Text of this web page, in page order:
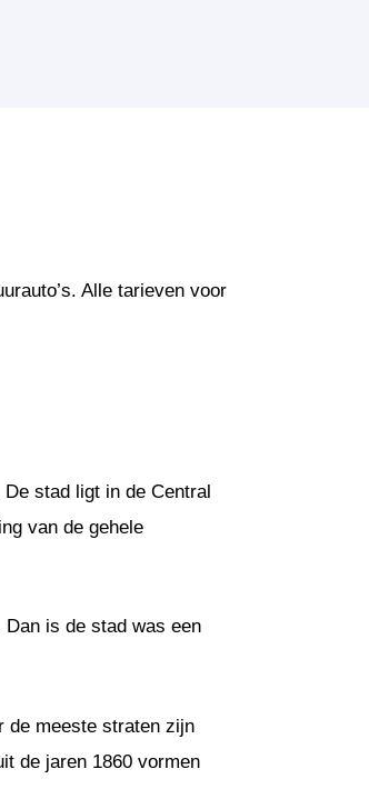
Alle tarieven voor
De stad ligt in de Central
van de gehele
is de stad was een
de meeste straten zijn
de jaren 1860 vormen